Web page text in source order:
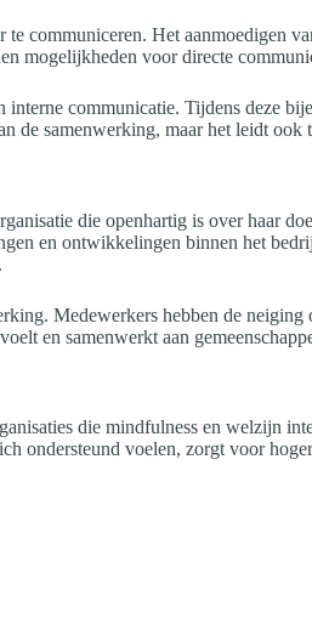
communiceren. Het aanmoedigen
mogelijkheden voor directe
communicatie. Tijdens deze
de samenwerking, maar het leidt
die openhartig is over haar
en ontwikkelingen binnen het
Medewerkers hebben de
en samenwerkt aan
die mindfulness en welzijn
ondersteund voelen, zorgt voor